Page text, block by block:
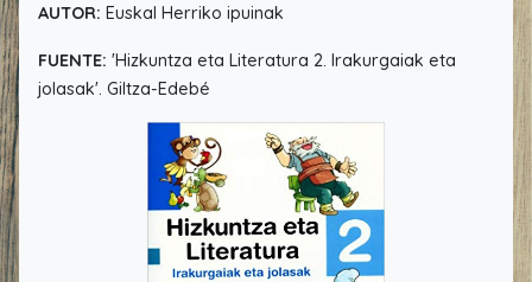
AUTOR: Euskal Herriko ipuinak
FUENTE: 'Hizkuntza eta Literatura 2. Irakurgaiak eta
jolasak'. Giltza-Edebé